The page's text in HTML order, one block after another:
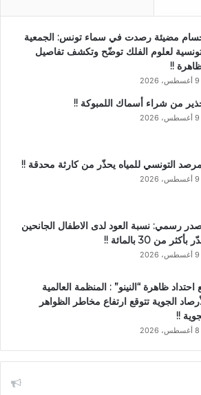
مضيئة رصدت في سماء تونس: الجمعية
لعلوم الفلك توضّح وتكشف تفاصيل
!!
9 أغسطس، 2026
من شراء أسماك اللمبوكة !!
9 أغسطس، 2026
التونسي للمياه يحذّر من كارثة محدقة !!
9 أغسطس، 2026
رسمي: نسبة العود لدى الاطفال الجانحين
بأكثر من 30 بالمائة !!
9 أغسطس، 2026
احتداد ظاهرة “النينو” : المنظمة العالمية
الجوية تتوقع ارتفاع مخاطر الظواهر
!!
8 أغسطس، 2026